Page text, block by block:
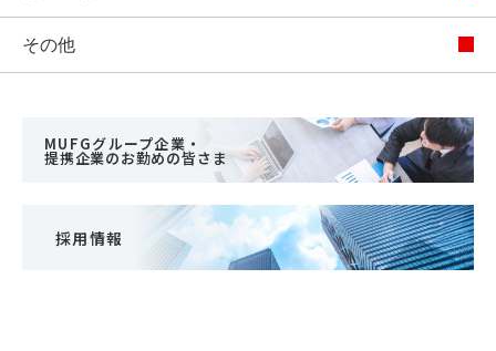
その他
MUFGグループ企業・
提携企業のお勤めの皆さま
採用情報